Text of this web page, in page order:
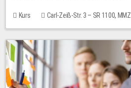
Kurs Carl-Zeiß-Str. 3 – SR 1100, MMZ